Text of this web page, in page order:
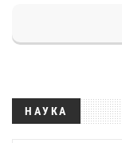
НАУКА